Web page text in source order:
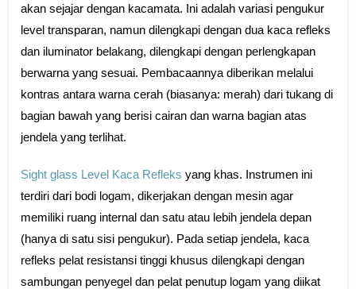
akan sejajar dengan kacamata. Ini adalah variasi pengukur
level transparan, namun dilengkapi dengan dua kaca refleks
dan iluminator belakang, dilengkapi dengan perlengkapan
berwarna yang sesuai. Pembacaannya diberikan melalui
kontras antara warna cerah (biasanya: merah) dari tukang di
bagian bawah yang berisi cairan dan warna bagian atas
jendela yang terlihat.
Sight glass Level Kaca Refleks yang khas. Instrumen ini
terdiri dari bodi logam, dikerjakan dengan mesin agar
memiliki ruang internal dan satu atau lebih jendela depan
(hanya di satu sisi pengukur). Pada setiap jendela, kaca
refleks pelat resistansi tinggi khusus dilengkapi dengan
sambungan penyegel dan pelat penutup logam yang diikat